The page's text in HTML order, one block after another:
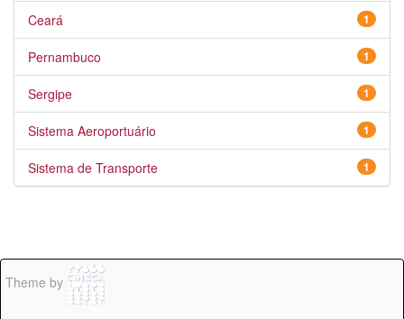
1
Ceará
1
Pernambuco
1
Sergipe
1
Sistema Aeroportuário
1
Sistema de Transporte
Theme by